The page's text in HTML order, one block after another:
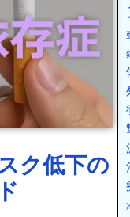
ク低下の